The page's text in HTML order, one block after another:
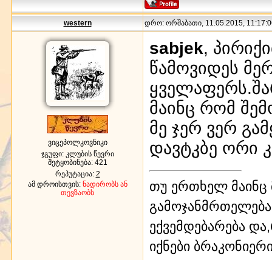
western დრო: ორშაბათი, 11.05.2015,
ვიცეპოლკოვნიკი
ჯგუფი: კლუბის წევრი
შეტყობინება: 421
რეპუტაცია: 2
ამ დროისთვის: ნადირობს ან
თევზაობს
sabjek,
წამოვიდეს
მაინც რომ
მე ჯერ ვერ
დავტკბე ორი
თუ ერთხელ მაინც
ექვემდებარება
იქნები